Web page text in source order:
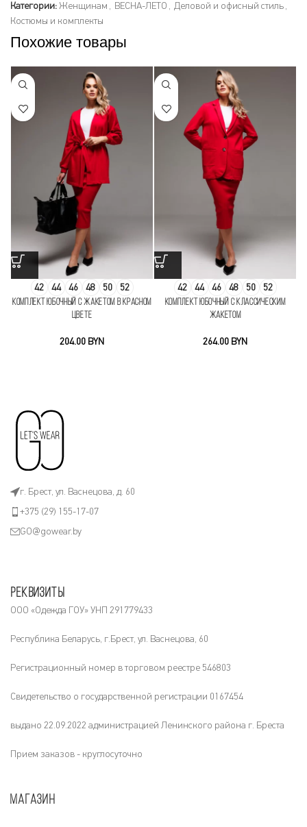
Категории: Женщинам ВЕСНА-ЛЕТО Деловой и офисный стиль
Костюмы и комплекты
Похожие товары
42 44 46 48 50 52
Комплект юбочный с жакетом в красном
цвете
BYN
42 44 46 48 50 52
Комплект юбочный с классическим
жакетом
BYN
г. Брест, ул. Васнецова, д. 60
+375 (29) 155-17-07
GO@gowear.by
Реквизиты
ООО «Одежда ГОУ» УНП 291779433
Республика Беларусь, г.Брест, ул. Васнецова, 60
Регистрационный номер в торговом реестре 546803
Свидетельство о государственной регистрации 0167454
выдано 22.09.2022 администрацией Ленинского района г. Бреста
Прием заказов - круглосуточно
МАГАЗИН